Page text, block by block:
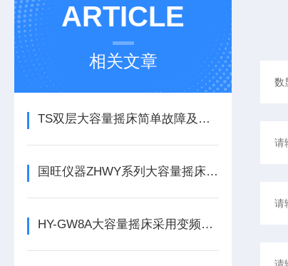
ARTICLE
相关文章
TS双层大容量摇床简单故障及排除与解决方法
国旺仪器ZHWY系列大容量摇床优点多！
HY-GW8A大容量摇床采用变频电机性能更加*！